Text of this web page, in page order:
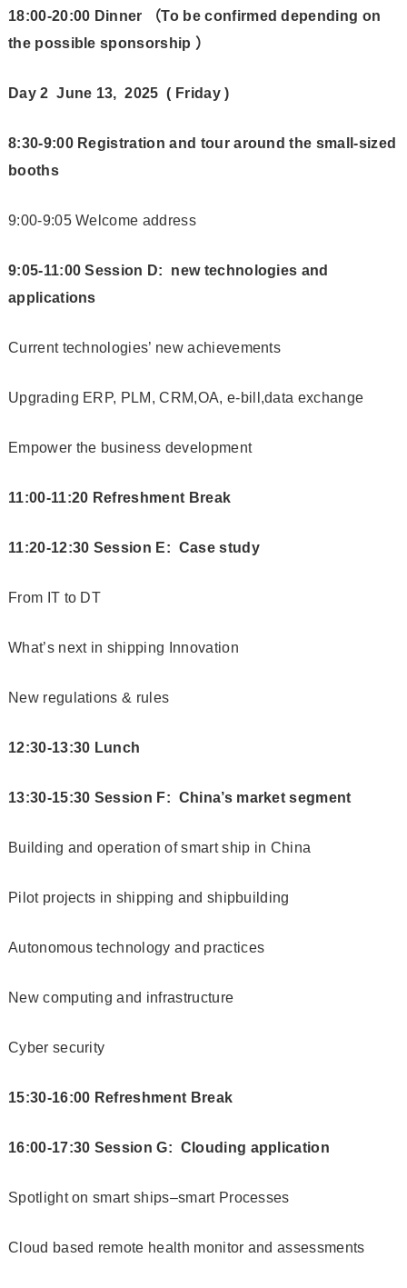
18:00-20:00 Dinner （To be confirmed depending on
the possible sponsorship ）
Day 2 June 13, 2025 ( Friday )
8:30-9:00 Registration and tour around the small-sized
booths
9:00-9:05 Welcome address
9:05-11:00 Session D: new technologies and
applications
Current technologies’ new achievements
Upgrading ERP, PLM, CRM,OA, e-bill,data exchange
Empower the business development
11:00-11:20 Refreshment Break
11:20-12:30 Session E: Case study
From IT to DT
What’s next in shipping Innovation
New regulations & rules
12:30-13:30 Lunch
13:30-15:30 Session F: China’s market segment
Building and operation of smart ship in China
Pilot projects in shipping and shipbuilding
Autonomous technology and practices
New computing and infrastructure
Cyber security
15:30-16:00 Refreshment Break
16:00-17:30 Session G: Clouding application
Spotlight on smart ships–smart Processes
Cloud based remote health monitor and assessments